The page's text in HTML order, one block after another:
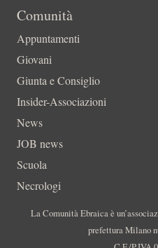
Comunità
Appuntamenti
Giovani
Giunta e Consiglio
Insider-Associazioni
News
JOB news
Scuola
Necrologi
La Comunità Ebraica è
prefettura Milano